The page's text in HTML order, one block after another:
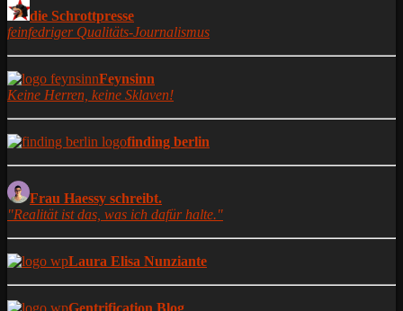
die Schrottpresse
feinfedriger Qualitäts-Journalismus
Feynsinn
Keine Herren, keine Sklaven!
finding berlin
Frau Haessy schreibt.
"Realität ist das, was ich dafür halte."
Laura Elisa Nunziante
Gentrification Blog